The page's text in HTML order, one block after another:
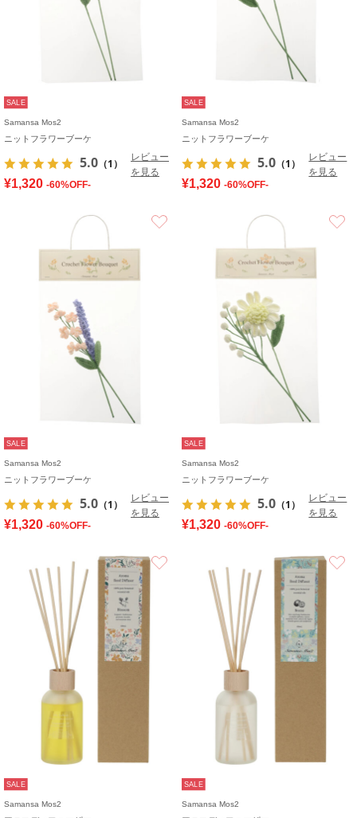
SALE
Samansa Mos2
ニットフラワーブーケ
5.0 （1）
レビュー
を見る
¥1,320 -60%OFF-
SALE
Samansa Mos2
ニットフラワーブーケ
5.0 （1）
レビュー
を見る
¥1,320 -60%OFF-
SALE
Samansa Mos2
ニットフラワーブーケ
5.0 （1）
レビュー
を見る
¥1,320 -60%OFF-
SALE
Samansa Mos2
ニットフラワーブーケ
5.0 （1）
レビュー
を見る
¥1,320 -60%OFF-
SALE
Samansa Mos2
SALE
Samansa Mos2